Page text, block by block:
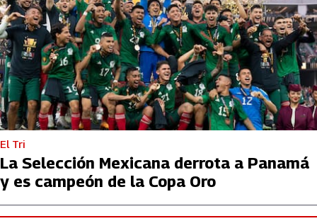
El Tri
La Selección Mexicana derrota a Panamá
y es campeón de la Copa Oro